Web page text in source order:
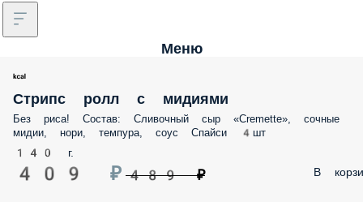
Меню
Стрипс ролл с мидиями
Без риса! Состав: Сливочный сыр «Cremette», сочные мидии, нори,
темпура, соус Спайси 4шт
140 г.
409 ₽ 489 ₽ В